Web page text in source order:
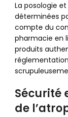
La posologie
déterminées
compte du
pharmacie en
produits
Sécurité
de